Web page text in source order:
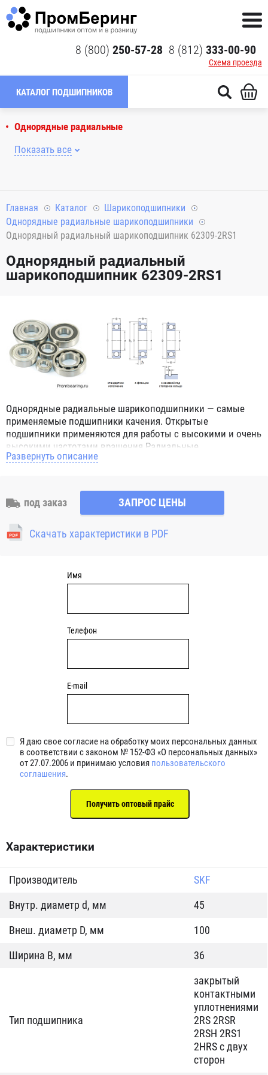
8 (800) 250-57-28 8 (812) 333-00-90
Схема проезда
КАТАЛОГ ПОДШИПНИКОВ
Однорядные радиальные
Показать все
Главная Каталог
Шарикоподшипники
Однорядные радиальные шарикоподшипники
Однорядный радиальный шарикоподшипник 62309-2RS1
Однорядный радиальный
шарикоподшипник 62309-2RS1
Однорядные радиальные шарикоподшипники — самые
применяемые подшипники качения. Открытые
подшипники применяются для работы с высокими и очень
высокими частотами вращения.Радиальные
шарикоподшипники обозначением 2Z ZZ с обеих сторон
обозначением 2RS 2RS1 2RSH 2RSR имеют с обеих сторон
контактные уплотнения из бутадиен-нитрильного каучука
(NBR) и пригодны для средних частот вращения. Также
поставляются подшипники с бесконтактными
Развернуть описание
под заказ ЗАПРОС ЦЕНЫ
Скачать характеристики в PDF
Имя
Телефон
E-mail
Я даю свое согласие на обработку моих персональных данных
в соответствии с законом № 152-ФЗ «О персональных данных»
от 27.07.2006 и принимаю условия пользовательского
соглашения.
Характеристики
Производитель
SKF
Внутр. диаметр d, мм
45
Внеш. диаметр D, мм
100
Ширина B, мм
36
Тип подшипника
закрытый
контактными
уплотнениями
2RS 2RSR
2RSH 2RS1
2HRS с двух
сторон